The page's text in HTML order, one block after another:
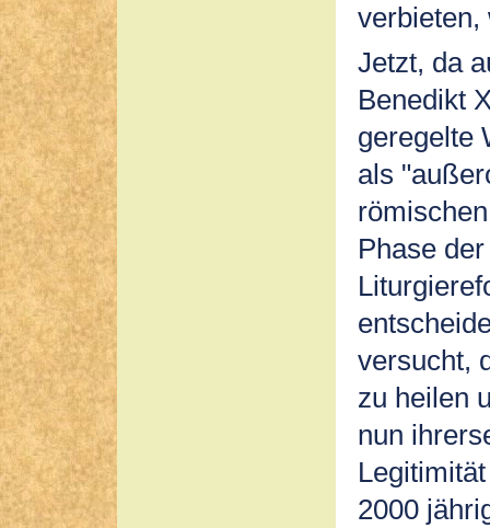
verbieten,
Jetzt, da
Benedikt
geregelte
als
Phase
versucht,
zu heilen
nun
2000